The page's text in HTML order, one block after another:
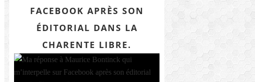
FACEBOOK APRÈS SON
ÉDITORIAL DANS LA
CHARENTE LIBRE.